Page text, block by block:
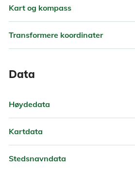
Kart og kompass
Transformere koordinater
Data
Høydedata
Kartdata
Stedsnavndata